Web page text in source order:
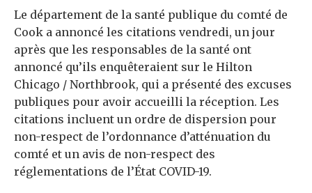
Le département de la santé publique du comté de
Cook a annoncé les citations vendredi, un jour
après que les responsables de la santé ont
annoncé qu’ils enquêteraient sur le Hilton
Chicago / Northbrook, qui a présenté des excuses
publiques pour avoir accueilli la réception. Les
citations incluent un ordre de dispersion pour
non-respect de l’ordonnance d’atténuation du
comté et un avis de non-respect des
réglementations de l’État COVID-19.